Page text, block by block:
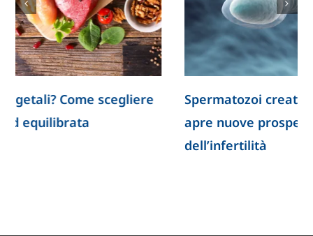
Spermatozoi creati in laboratorio: la ricerca
apre nuove prospettive per lo studio